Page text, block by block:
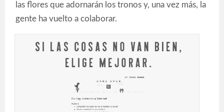
las flores que adornarán los tronos y, una vez más, la
gente ha vuelto a colaborar.